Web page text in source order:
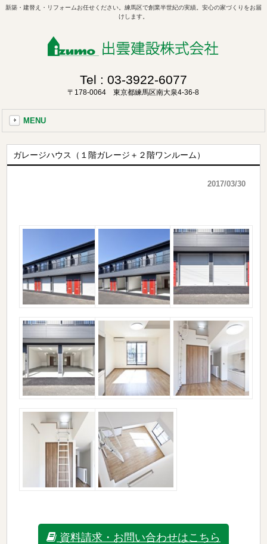
新築・建替え・リフォームお任せください。練馬区で創業半世紀の実績。安心の家づくりをお届
けします。
Tel : 03-3922-6077
〒178-0064 東京都練馬区南大泉4-36-8
MENU
ガレージハウス（１階ガレージ＋２階ワンルーム）
2017/03/30
資料請求・お問い合わせはこちら